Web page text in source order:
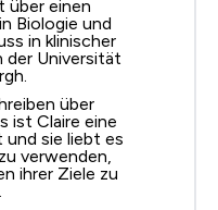
über einen
Biologie und
in klinischer
der Universität
über
ist Claire eine
und sie liebt es
verwenden,
ihrer Ziele zu